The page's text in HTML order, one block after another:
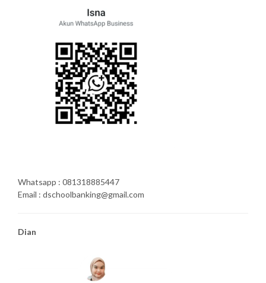
Whatsapp : 081318885447
Email : dschoolbanking@gmail.com
Dian